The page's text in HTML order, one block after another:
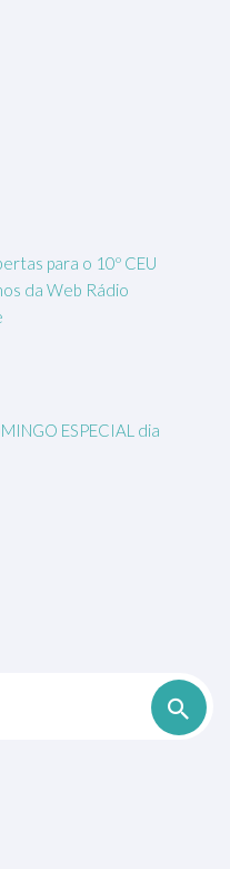
para o 10º CEU
da Web Rádio
ESPECIAL dia